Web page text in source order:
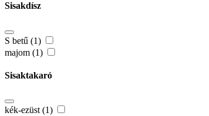
Sisakdísz
S betű (1)
majom (1)
Sisaktakaró
kék-ezüst (1)